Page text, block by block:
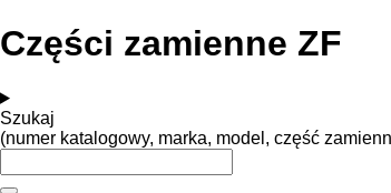
Części zamienne ZF
Szukaj
(numer katalogowy, marka, model, część